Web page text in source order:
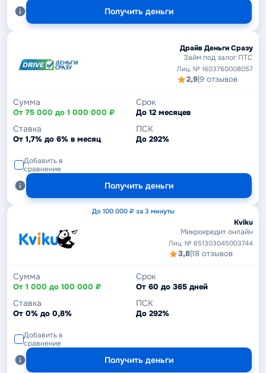
Получить деньги
Драйв Деньги Сразу
Займ под залог ПТС
Лиц. № 1603760008057
2,9|9 отзывов
Сумма
От 75 000 до 1 000 000 ₽
Срок
До 12 месяцев
Ставка
От 1,7% до 6% в месяц
ПСК
До 292%
Добавить в
сравнение
Получить деньги
До 100 000 ₽ за 3 минуты
Kviku
Микрокредит онлайн
Лиц. № 651303045003744
3,8|18 отзывов
Сумма
От 1 000 до 100 000 ₽
Срок
От 60 до 365 дней
Ставка
От 0% до 0,8%
ПСК
До 292%
Добавить в
сравнение
Получить деньги